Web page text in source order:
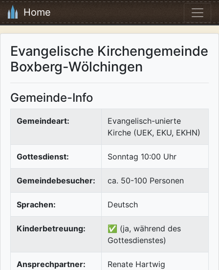
Home
Evangelische Kirchengemeinde
Boxberg-Wölchingen
Gemeinde-Info
Gemeindeart:
Evangelisch-unierte
Kirche (UEK, EKU, EKHN)
Gottesdienst: Sonntag 10:00 Uhr
Gemeindebesucher: ca. 50-100 Personen
Sprachen: Deutsch
Kinderbetreuung:
✅ (ja, während des
Gottesdienstes)
Ansprechpartner: Renate Hartwig